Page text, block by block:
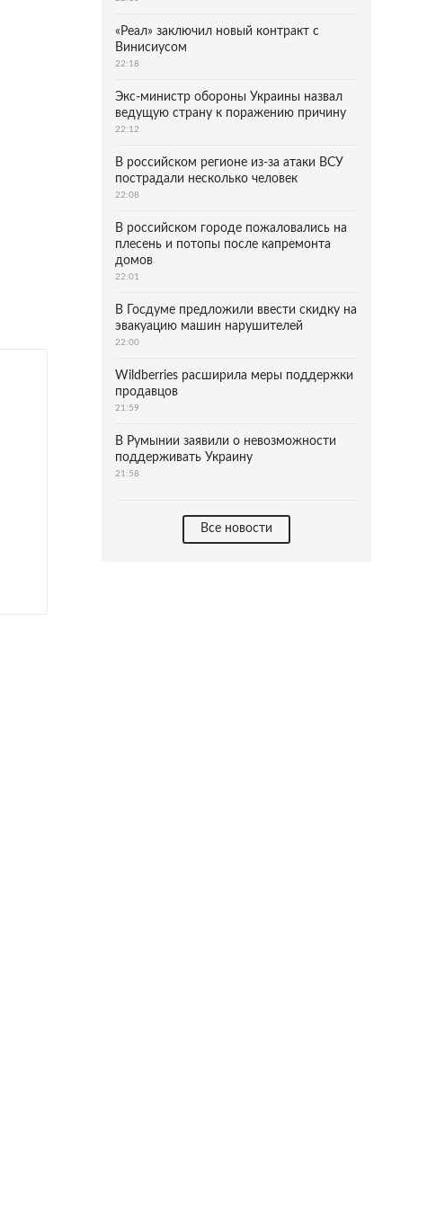
«Реал» заключил новый контракт с
Винисиусом
22:18
Экс-министр обороны Украины назвал
ведущую страну к поражению причину
22:12
В российском регионе из-за атаки ВСУ
пострадали несколько человек
22:08
В российском городе пожаловались на
плесень и потопы после капремонта
домов
22:01
В Госдуме предложили ввести скидку на
эвакуацию машин нарушителей
22:00
Wildberries расширила меры поддержки
продавцов
21:59
В Румынии заявили о невозможности
поддерживать Украину
21:58
Все новости